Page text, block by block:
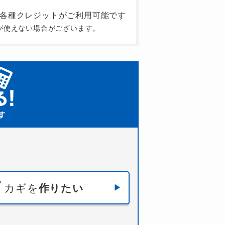
えない場合がございます。
カギを作りたい